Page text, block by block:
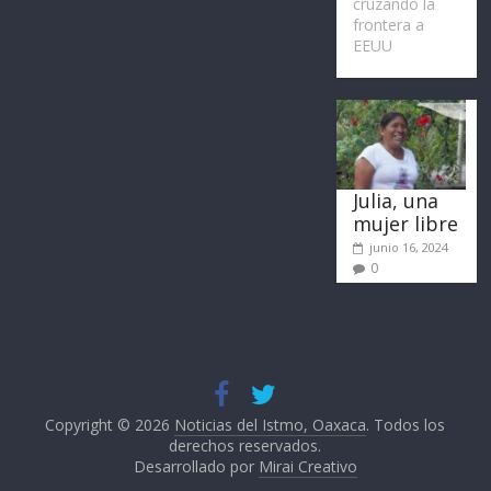
frontera a
EEUU
Julia, una
mujer libre
junio 16, 2024
0
Copyright © 2026 Noticias del Istmo, Oaxaca. Todos los
derechos reservados.
Desarrollado por Mirai Creativo